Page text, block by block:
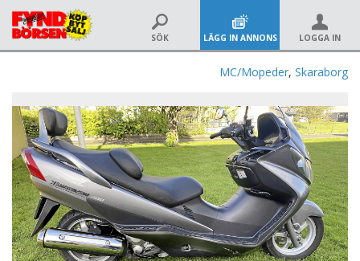
SÖK LÄGG IN ANNONS LOGGA IN
MC/Mopeder, Skaraborg